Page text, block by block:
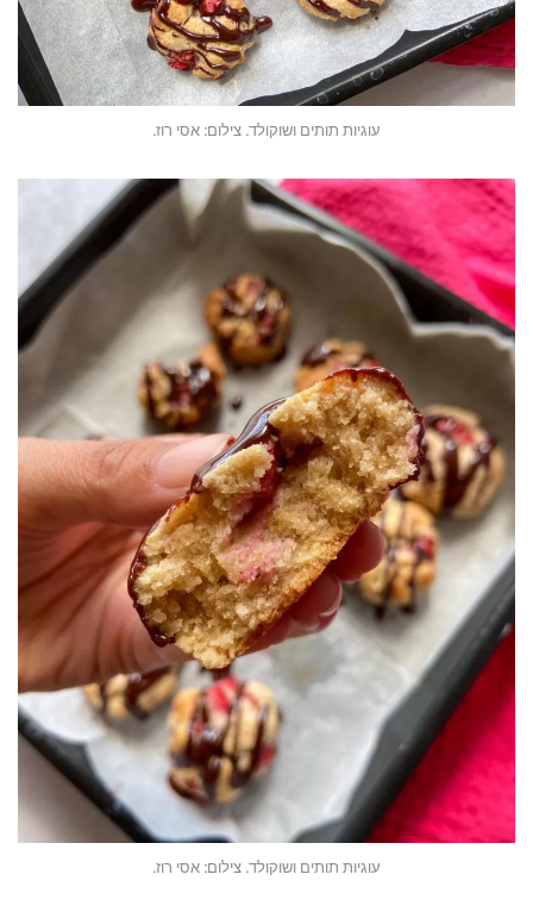
עוגיות תותים ושוקולד. צילום: אסי רוז.
עוגיות תותים ושוקולד. צילום: אסי רוז.